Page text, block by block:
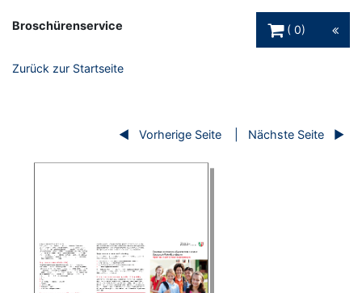
Broschürenservice
0
Zurück zur Startseite
Vorherige Seite Nächste Seite